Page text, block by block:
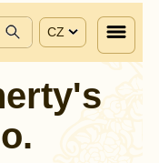
CZ